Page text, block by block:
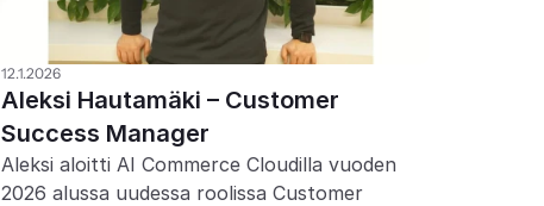
12.1.2026
Aleksi Hautamäki – Customer
Success Manager
Aleksi aloitti AI Commerce Cloudilla vuoden
2026 alussa uudessa roolissa Customer